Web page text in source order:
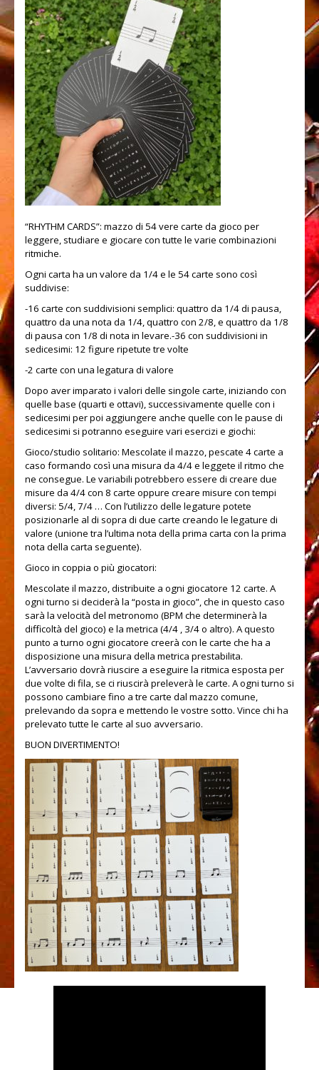
Improvvisazione
Ear training
Spartiti
RHYTHM CARDS
SUONO
Recording studio
Liuteria
Strumentazione
CONTATTI
“RHYTHM CARDS”: mazzo di 54 vere carte da gioco per
leggere, studiare e giocare con tutte le varie combinazioni
ritmiche.
Ogni carta ha un valore da 1/4 e le 54 carte sono così
suddivise:
-16 carte con suddivisioni semplici: quattro da 1/4 di pausa,
quattro da una nota da 1/4, quattro con 2/8, e quattro da 1/8
di pausa con 1/8 di nota in levare.-36 con suddivisioni in
sedicesimi: 12 figure ripetute tre volte
-2 carte con una legatura di valore
Dopo aver imparato i valori delle singole carte, iniziando con
quelle base (quarti e ottavi), successivamente quelle con i
sedicesimi per poi aggiungere anche quelle con le pause di
sedicesimi si potranno eseguire vari esercizi e giochi:
Gioco/studio solitario: Mescolate il mazzo, pescate 4 carte a
caso formando così una misura da 4/4 e leggete il ritmo che
ne consegue. Le variabili potrebbero essere di creare due
misure da 4/4 con 8 carte oppure creare misure con tempi
diversi: 5/4, 7/4 … Con l’utilizzo delle legature potete
posizionarle al di sopra di due carte creando le legature di
valore (unione tra l’ultima nota della prima carta con la prima
nota della carta seguente).
Gioco in coppia o più giocatori:
Mescolate il mazzo, distribuite a ogni giocatore 12 carte. A
ogni turno si deciderà la “posta in gioco”, che in questo caso
sarà la velocità del metronomo (BPM che determinerà la
difficoltà del gioco) e la metrica (4/4 , 3/4 o altro). A questo
punto a turno ogni giocatore creerà con le carte che ha a
disposizione una misura della metrica prestabilita.
L’avversario dovrà riuscire a eseguire la ritmica esposta per
due volte di fila, se ci riuscirà preleverà le carte. A ogni turno si
possono cambiare fino a tre carte dal mazzo comune,
prelevando da sopra e mettendo le vostre sotto. Vince chi ha
prelevato tutte le carte al suo avversario.
BUON DIVERTIMENTO!